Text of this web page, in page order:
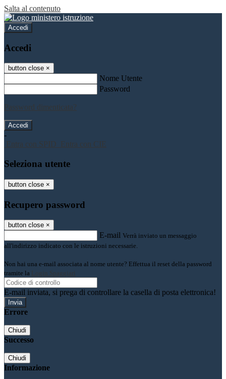
Salta al contenuto
Accedi
Accedi
button close ×
Nome Utente
Password
Password dimenticata?
-
Entra con SPID
Entra con CIE
Seleziona utente
button close ×
Recupero password
button close ×
E-mail Verrà inviato un messaggio
all'indirizzo indicato con le istruzioni necessarie.
Non hai una e-mail associata al nome utente? Effettua il reset della password
tramite la Login Spaggiari
E-mail inviata, si prega di controllare la casella di posta elettronica!
Errore
Chiudi
Successo
Chiudi
Informazione